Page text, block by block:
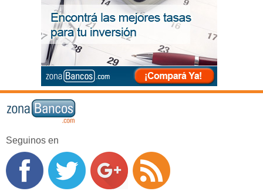
Seguinos en